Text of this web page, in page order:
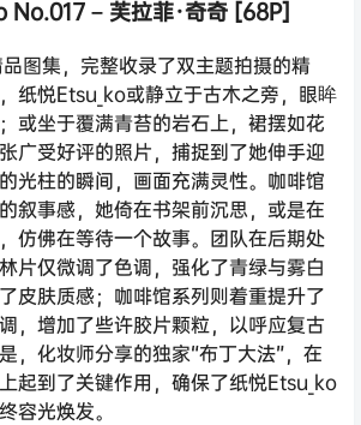
No.017 – 芙拉菲·奇奇 [68P]
图集，完整收录了双主题拍摄的精
纸悦Etsu_ko或静立于古木之旁，眼眸
或坐于覆满青苔的岩石上，裙摆如花
广受好评的照片，捕捉到了她伸手迎
光柱的瞬间，画面充满灵性。咖啡馆
叙事感，她倚在书架前沉思，或是在
仿佛在等待一个故事。团队在后期处
片仅微调了色调，强化了青绿与雾白
皮肤质感；咖啡馆系列则着重提升了
，增加了些许胶片颗粒，以呼应复古
，化妆师分享的独家“布丁大法”，在
起到了关键作用，确保了纸悦Etsu_ko
容光焕发。